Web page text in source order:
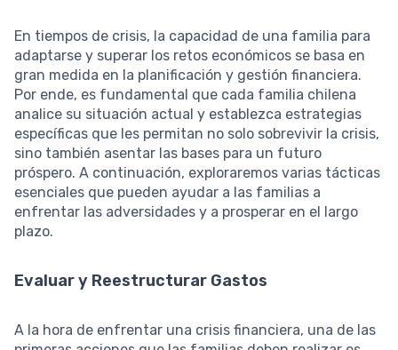
En tiempos de crisis, la capacidad de una familia para
adaptarse y superar los retos económicos se basa en
gran medida en la planificación y gestión financiera.
Por ende, es fundamental que cada familia chilena
analice su situación actual y establezca estrategias
específicas que les permitan no solo sobrevivir la crisis,
sino también asentar las bases para un futuro
próspero. A continuación, exploraremos varias tácticas
esenciales que pueden ayudar a las familias a
enfrentar las adversidades y a prosperar en el largo
plazo.
Evaluar y Reestructurar Gastos
A la hora de enfrentar una crisis financiera, una de las